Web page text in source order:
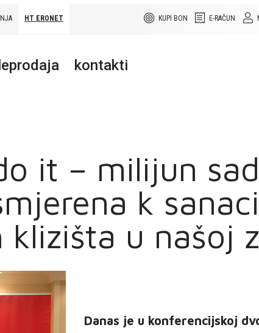
E-RAČUN
KUPI BON
HT ERONET
kontakti
it – milijun
k
u našoj
Danas je u konferencijskoj